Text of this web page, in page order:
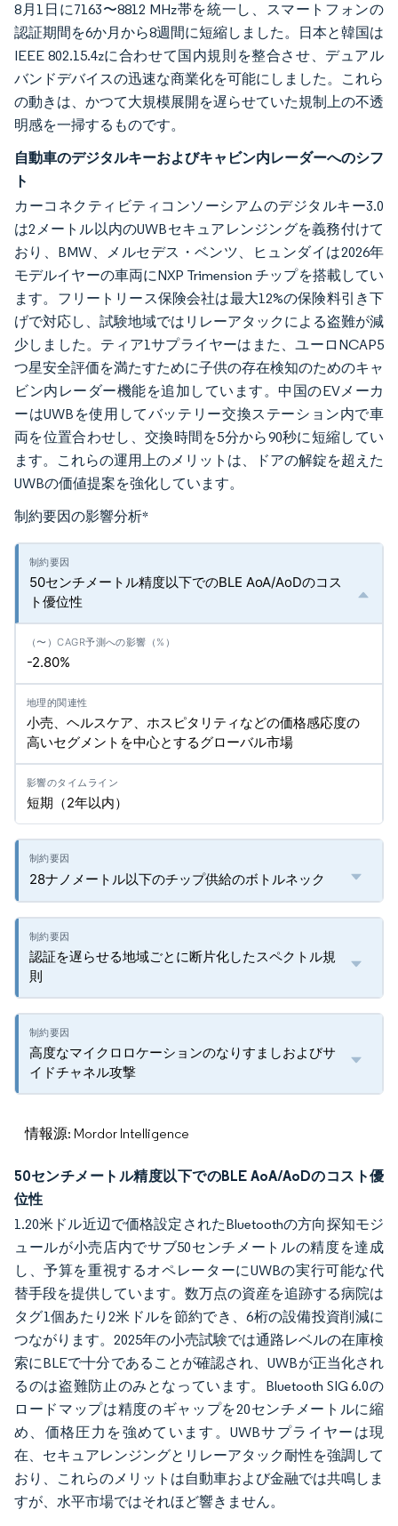
8月1日に7163〜8812 MHz帯を統一し、スマートフォンの
認証期間を6か月から8週間に短縮しました。日本と韓国は
IEEE 802.15.4zに合わせて国内規則を整合させ、デュアル
バンドデバイスの迅速な商業化を可能にしました。これら
の動きは、かつて大規模展開を遅らせていた規制上の不透
明感を一掃するものです。
自動車のデジタルキーおよびキャビン内レーダーへのシフ
ト
カーコネクティビティコンソーシアムのデジタルキー3.0
は2メートル以内のUWBセキュアレンジングを義務付けて
おり、BMW、メルセデス・ベンツ、ヒュンダイは2026年
モデルイヤーの車両にNXP Trimension チップを搭載してい
ます。フリートリース保険会社は最大12%の保険料引き下
げで対応し、試験地域ではリレーアタックによる盗難が減
少しました。ティア1サプライヤーはまた、ユーロNCAP5
つ星安全評価を満たすために子供の存在検知のためのキャ
ビン内レーダー機能を追加しています。中国のEVメーカ
ーはUWBを使用してバッテリー交換ステーション内で車
両を位置合わせし、交換時間を5分から90秒に短縮してい
ます。これらの運用上のメリットは、ドアの解錠を超えた
UWBの価値提案を強化しています。
制約要因の影響分析*
50センチメートル精度以下でのBLE AoA/AoDのコス
ト優位性
-2.80%
小売、ヘルスケア、ホスピタリティなどの価格感応度の
高いセグメントを中心とするグローバル市場
短期（2年以内）
28ナノメートル以下のチップ供給のボトルネック
認証を遅らせる地域ごとに断片化したスペクトル規
則
高度なマイクロロケーションのなりすましおよびサ
イドチャネル攻撃
情報源: Mordor Intelligence
50センチメートル精度以下でのBLE AoA/AoDのコスト優
位性
1.20米ドル近辺で価格設定されたBluetoothの方向探知モジ
ュールが小売店内でサブ50センチメートルの精度を達成
し、予算を重視するオペレーターにUWBの実行可能な代
替手段を提供しています。数万点の資産を追跡する病院は
タグ1個あたり2米ドルを節約でき、6桁の設備投資削減に
つながります。2025年の小売試験では通路レベルの在庫検
索にBLEで十分であることが確認され、UWBが正当化され
るのは盗難防止のみとなっています。Bluetooth SIG 6.0の
ロードマップは精度のギャップを20センチメートルに縮
め、価格圧力を強めています。UWBサプライヤーは現
在、セキュアレンジングとリレーアタック耐性を強調して
おり、これらのメリットは自動車および金融では共鳴しま
すが、水平市場ではそれほど響きません。